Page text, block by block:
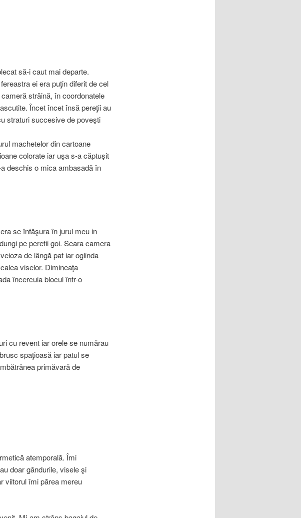
să-i caut mai departe.
ei era puţin diferit de cel
străină, în coordonatele
Încet încet însă pereţii au
straturi succesive de poveşti
machetelor din cartoane
colorate iar uşa s-a căptuşit
deschis o mica ambasadă în
se înfăşura în jurul meu in
pe peretii goi. Seara camera
de lângă pat iar oglinda
viselor. Dimineaţa
încercuia blocul într-o
cu revent iar orele se numărau
spaţioasă iar patul se
primăvară de
atemporală. Îmi
doar gândurile, visele şi
viitorul îmi părea mereu